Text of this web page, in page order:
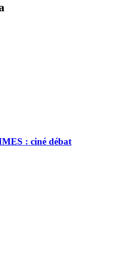
: ciné débat